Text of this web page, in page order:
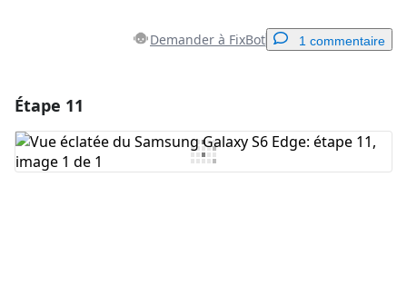
Demander à FixBot 1 commentaire
Ajouter un commentaire
Étape 11